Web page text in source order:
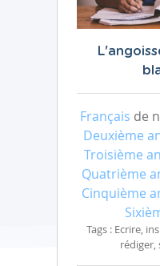
Français de
Deuxième
Troisième
Quatrième
Cinquième
Tags : Ecrire,
rédiger,